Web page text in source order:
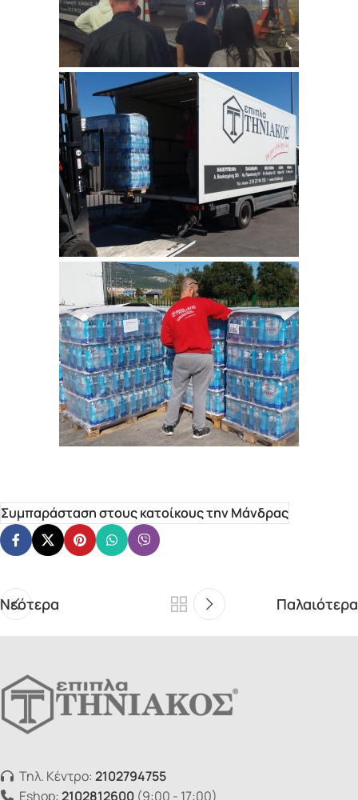
Συμπαράσταση στους κατοίκους την Μάνδρας
Νεότερα Παλαιότερα
Τηλ. Κέντρο: 2102794755
Eshop: 2102812600 (9:00 - 17:00)